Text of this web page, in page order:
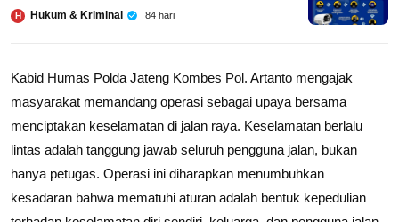
H Hukum & Kriminal 84 hari
Kabid Humas Polda Jateng Kombes Pol. Artanto mengajak
masyarakat memandang operasi sebagai upaya bersama
menciptakan keselamatan di jalan raya. Keselamatan berlalu
lintas adalah tanggung jawab seluruh pengguna jalan, bukan
hanya petugas. Operasi ini diharapkan menumbuhkan
kesadaran bahwa mematuhi aturan adalah bentuk kepedulian